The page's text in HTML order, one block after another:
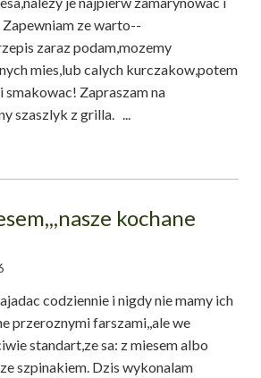
ze warto--
zaraz podam,mozemy
mies,lub calych kurczakow,potem
Zapraszam na
szaszlyk z grilla. ...
kochane
codziennie i nigdy nie mamy ich
przeroznymi farszami,,ale we
standart,ze sa: z miesem albo
szpinakiem. Dzis wykonalam